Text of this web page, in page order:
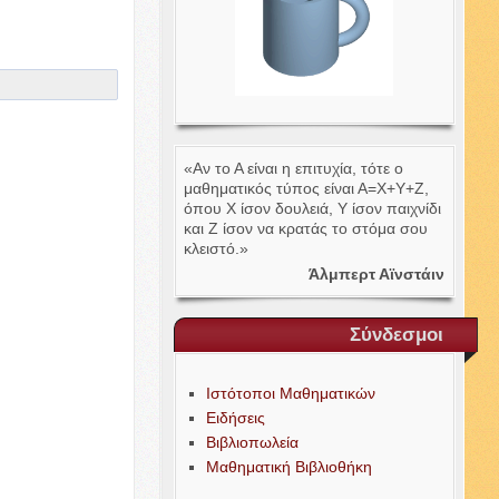
«Αν το Α είναι η επιτυχία, τότε ο
μαθηματικός τύπος είναι Α=Χ+Υ+Ζ,
όπου Χ ίσον δουλειά, Υ ίσον παιχνίδι
και Ζ ίσον να κρατάς το στόμα σου
κλειστό.»
Άλμπερτ Αϊνστάιν
Σύνδεσμοι
Ιστότοποι Μαθηματικών
Ειδήσεις
Βιβλιοπωλεία
Μαθηματική Βιβλιοθήκη